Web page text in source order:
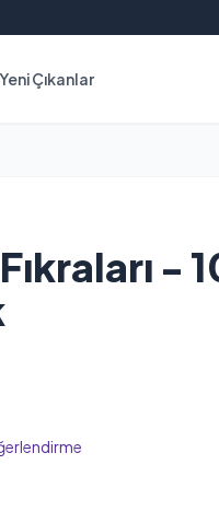
Yeni Çıkanlar
-